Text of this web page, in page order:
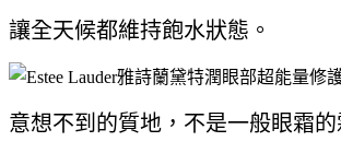
讓全天候都維持飽水狀態。
意想不到的質地，不是一般眼霜的